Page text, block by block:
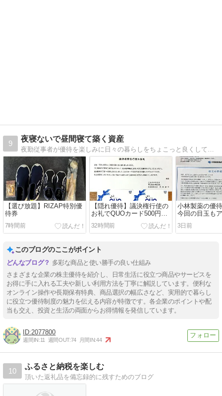
9
夜寝ないで昼間寝て築く資産
夜勤従事者が優待を楽しみに日々の暮らしをちょこっと良くしていく…そんな家族の様子を綴るブログかもしれません。
【選び放題】RIZAP特別優
待券
7時間前
【隠れ優待】議決権行使の
お礼でQUOカード500円分
が到着！でも本命はあの優
待
32時間前
小林製薬の優
今回の目玉も
ト!?内容は⁉
3日前
このブログのここがポイント
多彩な商品と使い勝手の良い仕組み
さまざまな企業の株主優待を紹介し、日常生活に役立つ商品やサービスを
お得に手に入れる工夫や新しい利用方法を丁寧に解説しています。便利な
オンライン操作や長期保有特典、商品選択の幅広さなど、実用的で暮らし
に役立つ優待制度の魅力を伝える内容が特徴です。各企業のポイントや配
当も交え、投資と生活の両面からお得情報を発信しています。
2077800
週間IN:11 週間OUT:74 月間IN:44
10
ふるさと納税を楽しむ
頂いた返礼品を備忘録的に残すためのブログ